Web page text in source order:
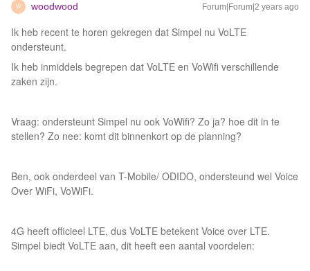
W woodwood Forum|Forum|2 years ago
Ik heb recent te horen gekregen dat Simpel nu VoLTE
ondersteunt.
Ik heb inmiddels begrepen dat VoLTE en VoWifi verschillende
zaken zijn.
Vraag: ondersteunt Simpel nu ook VoWifi? Zo ja? hoe dit in te
stellen? Zo nee: komt dit binnenkort op de planning?
Ben, ook onderdeel van T-Mobile/ ODIDO, ondersteund wel Voice
Over WiFi, VoWiFi.
4G heeft officieel LTE, dus VoLTE betekent Voice over LTE.
Simpel biedt VoLTE aan, dit heeft een aantal voordelen: